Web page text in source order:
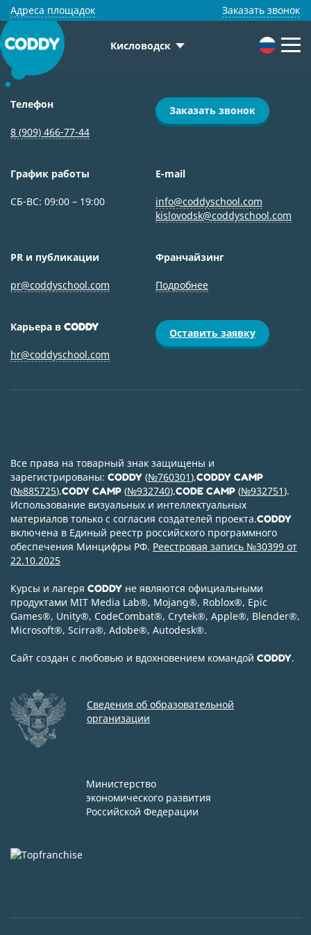
Адреса площадок Заказать звонок
Кисловодск
Телефон
8 (909) 466-77-44
Заказать звонок
График работы
СБ-ВС: 09:00 – 19:00
E-mail
info@coddyschool.com
kislovodsk@coddyschool.com
PR и публикации
pr@coddyschool.com
Франчайзинг
Подробнее
Карьера в CODDY
hr@coddyschool.com
Оставить заявку
Все права на товарный знак защищены и
зарегистрированы: CODDY (№760301),CODDY CAMP
(№885725),CODY CAMP (№932740),CODE CAMP (№932751).
Использование визуальных и интеллектуальных
материалов только с согласия создателей проекта.CODDY
включена в Единый реестр российского программного
обеспечения Минцифры РФ. Реестровая запись №30399 от
22.10.2025
Курсы и лагеря CODDY не являются официальными
продуктами MIT Media Lab®, Mojang®, Roblox®, Epic
Games®, Unity®, CodeСombat®, Crytek®, Apple®, Blender®,
Microsoft®, Scirra®, Adobe®, Autodesk®.
Сайт создан с любовью и вдохновением командой CODDY.
Сведения об образовательной
организации
Министерство
экономического развития
Российской Федерации